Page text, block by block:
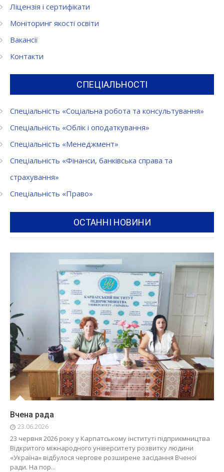
Ліцензія і сертифікати
Моніторинг якості освіти
Вакансії
Контакти
СПЕЦІАЛЬНОСТІ
Спеціальність «Соціальна робота та консультування»
Спеціальність «Облік і оподаткування»
Спеціальність «Менеджмент»
Спеціальність «Фінанси, банківська справа та
страхування»
Спеціальність «Право»
ОСТАННІ НОВИНИ
Вчена рада
23.06.2026
23 червня 2026 року у Карпатському інституті підприємництва
Відкритого міжнародного університету розвитку людини
«Україна» відбулося чергове розширене засідання Вченої
ради. На пор...